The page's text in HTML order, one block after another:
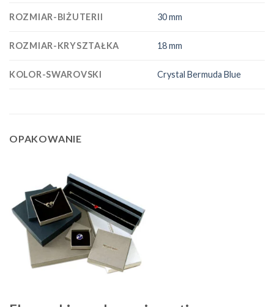
ROZMIAR-BIŻUTERII 30 mm
ROZMIAR-KRYSZTAŁKA 18 mm
KOLOR-SWAROVSKI Crystal Bermuda Blue
OPAKOWANIE